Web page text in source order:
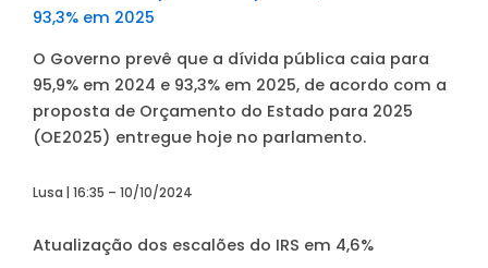
93,3% em 2025
O Governo prevê que a dívida pública caia para
95,9% em 2024 e 93,3% em 2025, de acordo com a
proposta de Orçamento do Estado para 2025
(OE2025) entregue hoje no parlamento.
Lusa | 16:35 – 10/10/2024
Atualização dos escalões do IRS em 4,6%